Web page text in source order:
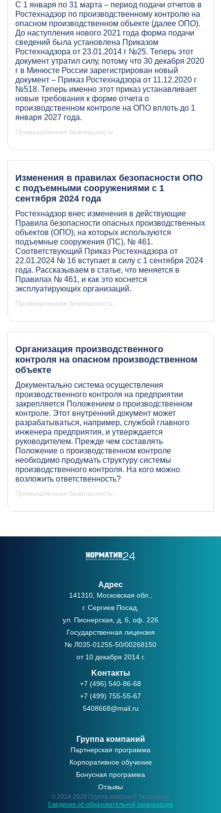
С 1 января по 31 марта – период подачи отчетов в
Ростехнадзор по производственному контролю на
опасном производственном объекте (далее ОПО).
До наступления нового 2021 года форма подачи
сведений была установлена Приказом
Ростехнадзора от 23.01.2014 г №25. Теперь этот
документ утратил силу, потому что 30 декабря 2020
г в Минюсте России зарегистрирован новый
документ – Приказ Ростехнадзора от 11.12.2020 г
№518. Теперь именно этот приказ устанавливает
новые требования к форме отчета о
производственном контроле на ОПО вплоть до 1
января 2027 года.
Промышленная безопасность
Изменения в правилах безопасности ОПО
с подъемными сооружениями с 1
сентября 2024 года
Ростехнадзор внес изменения в действующие
Правила безопасности опасных производственных
объектов (ОПО), на которых используются
подъемные сооружения (ПС), № 461.
Соответствующий Приказ Ростехнадзора от
22.01.2024 № 16 вступает в силу с 1 сентября 2024
года. Рассказываем в статье, что меняется в
Правилах № 461, и как это коснется
эксплуатирующих организаций.
Промышленная безопасность
Организация производственного
контроля на опасном производственном
объекте
Документально система осуществления
производственного контроля на предприятии
закрепляется Положением о производственном
контроле. Этот внутренний документ может
разрабатываться, например, службой главного
инженера предприятия, и утверждается
руководителем. Прежде чем составлять
Положение о производственном контроле
необходимо продумать структуру системы
производственного контроля. На кого можно
возложить ответственность?
Промышленная безопасность
Адрес
141310, Московская обл.,
г. Сергиев Посад,
ул. Пионерская, д. 6, оф. 226
Государственная лицензия
№ Л035-01255-50/00268150
от 10 декабря 2014 г.
Kонтакты
+7 (496) 540-86-68
+7 (499) 755-55-67
5408668@mail.ru
Группа компаний
Партнерская программа
Корпоративное обучение
Бонусная программа
Отзывы
© 2014-2026 Группа компаний "Норматив"
Сведения об образовательной организации